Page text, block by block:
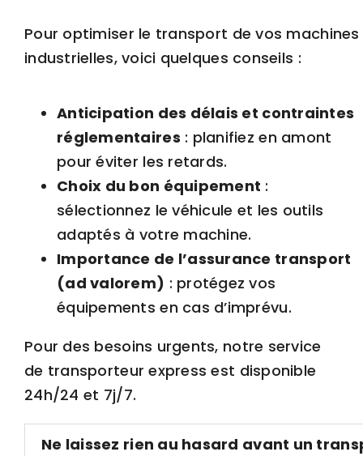
Pour optimiser le transport de vos machines
industrielles, voici quelques conseils :
Anticipation des délais et contraintes
réglementaires : planifiez en amont
pour éviter les retards.
Choix du bon équipement :
sélectionnez le véhicule et les outils
adaptés à votre machine.
Importance de l’assurance transport
(ad valorem) : protégez vos
équipements en cas d’imprévu.
Pour des besoins urgents, notre service
de transporteur express est disponible
24h/24 et 7j/7.
Ne laissez rien au hasard avant un